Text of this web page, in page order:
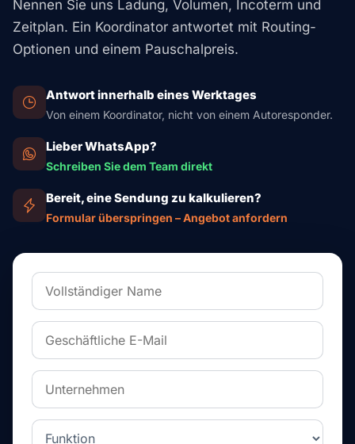
Nennen Sie uns Ladung, Volumen, Incoterm und
Zeitplan. Ein Koordinator antwortet mit Routing-
Optionen und einem Pauschalpreis.
Antwort innerhalb eines Werktages
Von einem Koordinator, nicht von einem Autoresponder.
Lieber WhatsApp?
Schreiben Sie dem Team direkt
Bereit, eine Sendung zu kalkulieren?
Formular überspringen – Angebot anfordern